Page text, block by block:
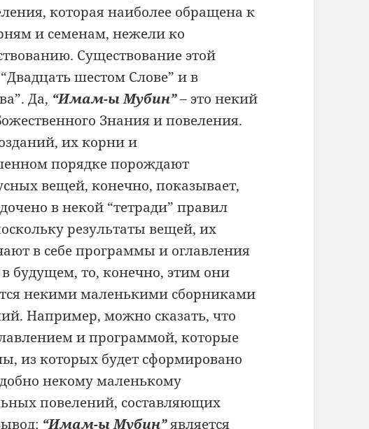
которая наиболее обращена к
и семенам, нежелико
Существование этой
шестом Слове” ив
Да, “Имам-ы Мубин”– это некий
Знания и повеления.
их корни и
порядкепорождают
вещей, конечно, показывает,
в некой “тетради”правил
результаты вещей, их
в себе программы и оглавления
в будущем,то, конечно, этим они
некими маленькими сборниками
Например,можно сказать, что
и программой, которые
из которых будет сформировано
некому маленькому
повелений, составляющих
“Имам-ыМубин”является